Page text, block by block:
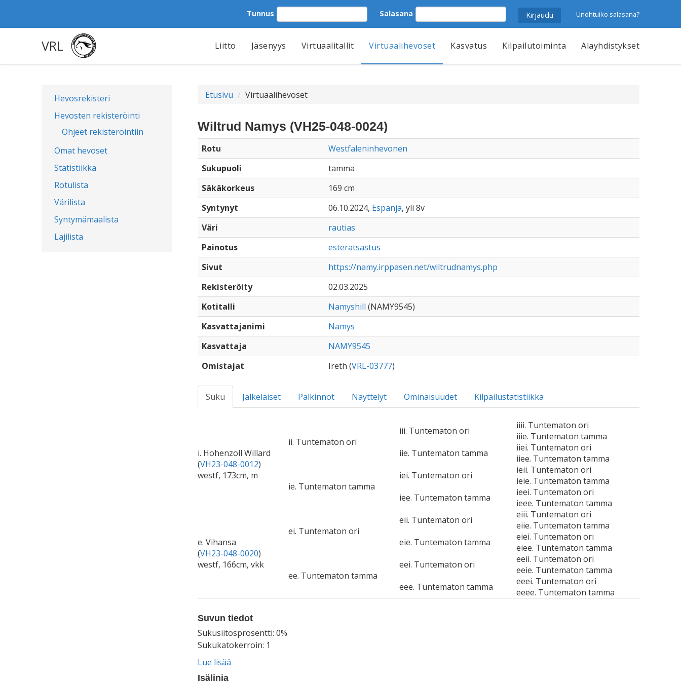
Tunnus Salasana Unohtuiko salasana?
VRL Liitto Jäsenyys Virtuaalitallit Virtuaalihevoset Kasvatus Kilpailutoiminta Alayhdistykset
Hevosrekisteri
Hevosten rekisteröinti
Ohjeet rekisteröintiin
Omat hevoset
Statistiikka
Rotulista
Värilista
Syntymämaalista
Lajilista
Etusivu Virtuaalihevoset
Wiltrud Namys (VH25-048-0024)
Rotu
Westfaleninhevonen
Sukupuoli
tamma
Säkäkorkeus
169 cm
Syntynyt
06.10.2024, Espanja, yli 8v
Väri
rautias
Painotus
esteratsastus
Sivut
https://namy.irppasen.net/wiltrudnamys.php
Rekisteröity
02.03.2025
Kotitalli
Namyshill (NAMY9545)
Kasvattajanimi
Namys
Kasvattaja
NAMY9545
Omistajat
Ireth (VRL-03777)
Suku Jälkeläiset Palkinnot Näyttelyt Ominaisuudet Kilpailustatistiikka
i. Hohenzoll Willard
(VH23-048-0012)
westf, 173cm, m
ii. Tuntematon ori
iii. Tuntematon ori
iiii. Tuntematon ori
iiie. Tuntematon tamma
iie. Tuntematon tamma
iiei. Tuntematon ori
iiee. Tuntematon tamma
ie. Tuntematon tamma
iei. Tuntematon ori
ieii. Tuntematon ori
ieie. Tuntematon tamma
iee. Tuntematon tamma
ieei. Tuntematon ori
ieee. Tuntematon tamma
e. Vihansa
(VH23-048-0020)
westf, 166cm, vkk
ei. Tuntematon ori
eii. Tuntematon ori
eiii. Tuntematon ori
eiie. Tuntematon tamma
eie. Tuntematon tamma
eiei. Tuntematon ori
eiee. Tuntematon tamma
ee. Tuntematon tamma
eei. Tuntematon ori
eeii. Tuntematon ori
eeie. Tuntematon tamma
eee. Tuntematon tamma
eeei. Tuntematon ori
eeee. Tuntematon tamma
Suvun tiedot
Sukusiitosprosentti: 0%
Sukukatokerroin: 1
Lue lisää
Isälinja